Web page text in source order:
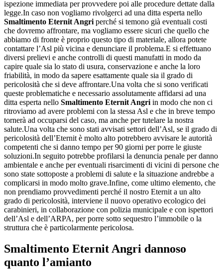
ispezione immediata per provvedere poi alle procedure dettate dalla
legge.In caso non vogliamo rivolgerci ad una ditta esperta nello
Smaltimento Eternit Angri perché si temono già eventuali costi
che dovremo affrontare, ma vogliamo essere sicuri che quello che
abbiamo di fronte è proprio questo tipo di materiale, allora potete
contattare l’Asl più vicina e denunciare il problema.E si effettuano
diversi prelievi e anche controlli di questi manufatti in modo da
capire quale sia lo stato di usura, conservazione e anche la loro
friabilità, in modo da sapere esattamente quale sia il grado di
pericolosità che si deve affrontare.Una volta che si sono verificati
queste problematiche e necessario assolutamente affidarsi ad una
ditta esperta nello Smaltimento Eternit Angri in modo che non ci
ritroviamo ad avere problemi con la stessa Asl e che in breve tempo
tornerà ad occuparsi del caso, ma anche per tutelare la nostra
salute.Una volta che sono stati avvisati settori dell’Asl, se il grado di
pericolosità dell’Eternit è molto alto potrebbero avvisare le autorità
competenti che si danno tempo per 90 giorni per porre le giuste
soluzioni.In seguito potrebbe profilarsi la denuncia penale per danno
ambientale e anche per eventuali risarcimenti di vicini di persone che
sono state sottoposte a problemi di salute e la situazione andrebbe a
complicarsi in modo molto grave.Infine, come ultimo elemento, che
non prendiamo provvedimenti perché il nostro Eternit a un alto
grado di pericolosità, interviene il nuovo operativo ecologico dei
carabinieri, in collaborazione con polizia municipale e con ispettori
dell’Asl e dell’ARPA, per porre sotto sequestro l’immobile o la
struttura che è particolarmente pericolosa.
Smaltimento Eternit Angri dannoso
quanto l’amianto